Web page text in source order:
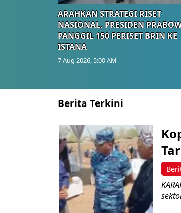
ARAHKAN STRATEGI RISET
NASIONAL, PRESIDEN
PANGGIL 150 PERISET BRIN KE
ISTANA
7 Aug 2026, 5:00 AM
Berita Terkini